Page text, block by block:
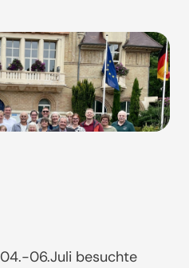
06.Juli besuchte